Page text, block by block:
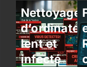
Nettoyage
lent et
infecté